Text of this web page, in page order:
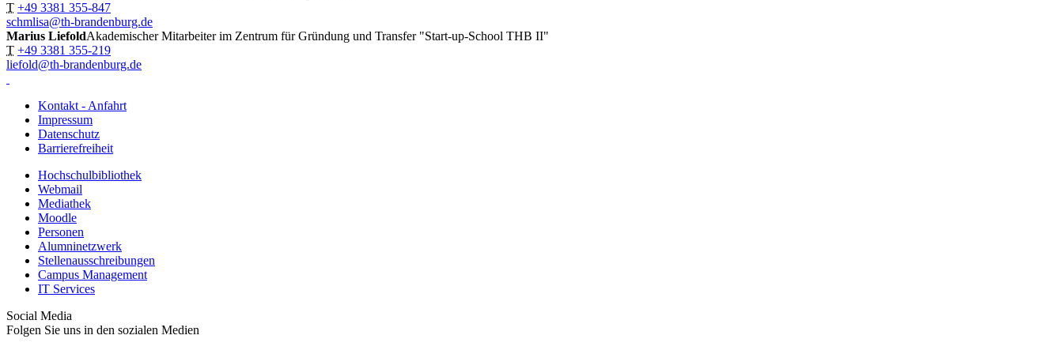
T +49 3381 355-847
schmlisa@th-brandenburg.de
Marius LiefoldAkademischer Mitarbeiter im Zentrum für Gründung und Transfer "Start-up-School THB II"
T +49 3381 355-219
liefold@th-brandenburg.de
Kontakt - Anfahrt
Impressum
Datenschutz
Barrierefreiheit
Hochschulbibliothek
Webmail
Mediathek
Moodle
Personen
Alumninetzwerk
Stellenausschreibungen
Campus Management
IT Services
Social Media
Folgen Sie uns in den sozialen Medien